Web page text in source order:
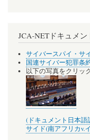
JCA-NETドキュメン
サイバースパイ・サ
国連サイバー犯罪条
以下の写真をクリッ
(ドキュメント日本語
サイド(南アフリカv.